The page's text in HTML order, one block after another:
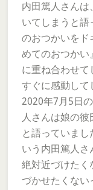
内田篤人さんは
いてしまうと語
のおつかいをド
めてのおつかい
に重ね合わせて
すぐに感動して
2020年7月5日
人さんは娘の
と語っていま
いう内田篤人さ
絶対近づけたく
づかせたくな